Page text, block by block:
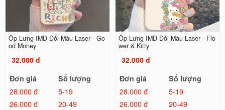
Ốp Lưng IMD Đổi Màu Laser - Go
od Money
32.000 đ
Đơn giá
Số lượng
28.000 đ
5-19
26.000 đ
20-49
Ốp Lưng IMD Đổi Màu Laser - Flo
wer & Kitty
32.000 đ
Đơn giá
Số lượng
28.000 đ
5-19
26.000 đ
20-49